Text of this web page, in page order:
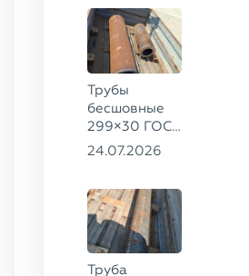
Трубы
бесшовные
299×30 ГОСТ
8732-78, ст.
78, ст.
30ХГСА
24.07.2026
Труба